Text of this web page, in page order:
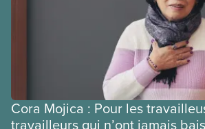
Cora Mojica : Pour les
travailleurs qui n’ont jamais